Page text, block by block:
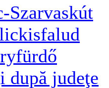
Szarvaskút
după judeţe